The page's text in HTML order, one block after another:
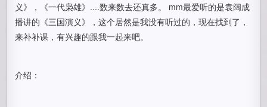
书架里面她也经常光顾哦
义》，《一代枭雄》....数来数去还真多。 mm最爱听的是袁阔成
播讲的《三国演义》，这个居然是我没有听过的，现在找到了，
来补补课，有兴趣的跟我一起来吧。
介绍：